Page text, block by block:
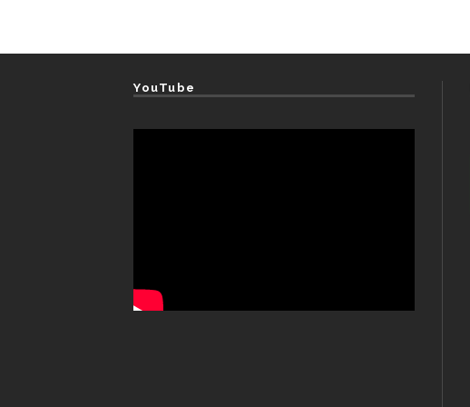
YouTube